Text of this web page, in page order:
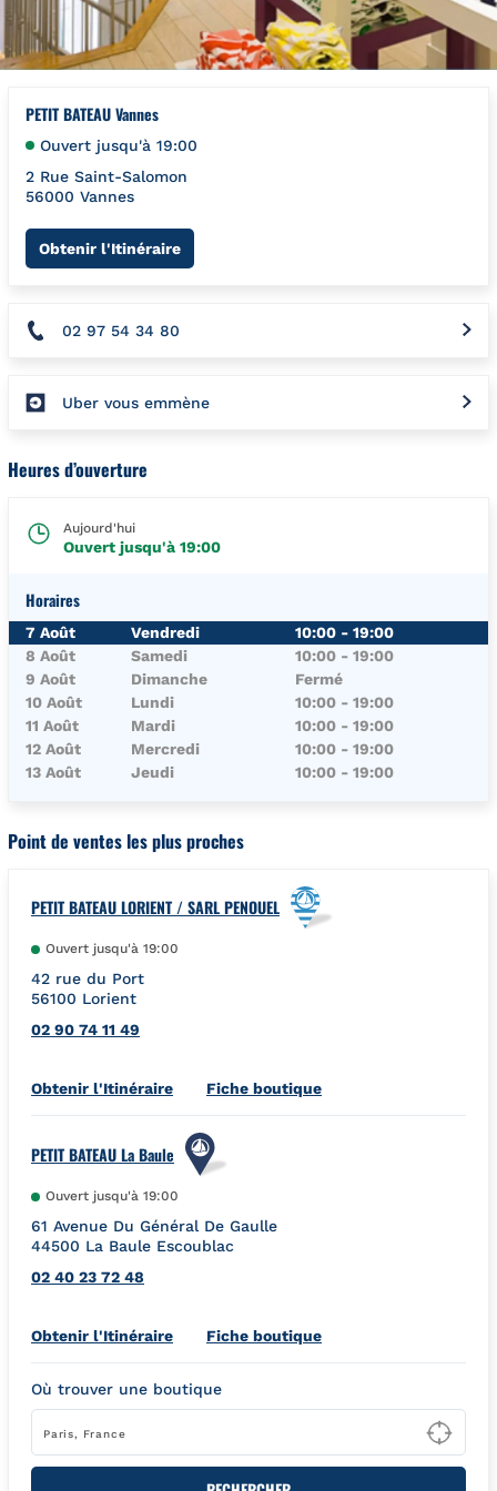
PETIT BATEAU Vannes
Ouvert jusqu'à 19:00
2 Rue Saint-Salomon
56000 Vannes
Obtenir l'ItinéraireLink Opens in New Tab
02 97 54 34 80
Uber vous emmène
Heures d’ouverture
Aujourd'hui
Ouvert jusqu'à 19:00
Horaires
Jour de la SemaineHoraires
7 Août Vendredi 10:00 - 19:00
8 Août
Samedi 10:00 - 19:00
9 Août
Dimanche
Fermé
10 Août
Lundi 10:00 - 19:00
11 Août
Mardi 10:00 - 19:00
12 Août
Mercredi 10:00 - 19:00
13 Août
Jeudi 10:00 - 19:00
Point de ventes les plus proches
PETIT BATEAU LORIENT / SARL PENOUEL
Ouvert jusqu'à 19:00
42 rue du Port
56100 Lorient
02 90 74 11 49
Obtenir l'ItinéraireLink Opens in New Tab
Fiche boutique
PETIT BATEAU La Baule
Ouvert jusqu'à 19:00
61 Avenue Du Général De Gaulle
44500 La Baule Escoublac
02 40 23 72 48
Obtenir l'ItinéraireLink Opens in New Tab
Fiche boutique
Où trouver une boutique